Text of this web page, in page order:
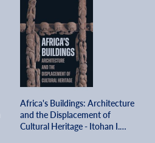
Africa's Buildings: Architecture
and the Displacement of
Cultural Heritage - Itohan I.